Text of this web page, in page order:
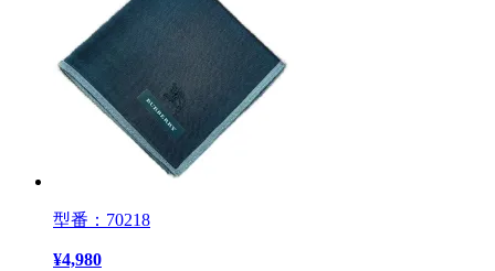
型番：70218
¥4,980